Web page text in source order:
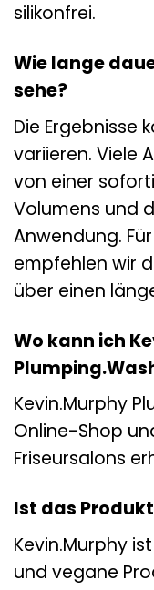
silikonfrei.
Wie lange
sehe?
Die Ergebnisse
variieren. Viele
von einer
Volumens und
Anwendung.
empfehlen wir
über einen
Wo kann ich
Kevin.Murphy
Online-Shop
Friseursalons
Ist das
Kevin.Murphy
und vegane